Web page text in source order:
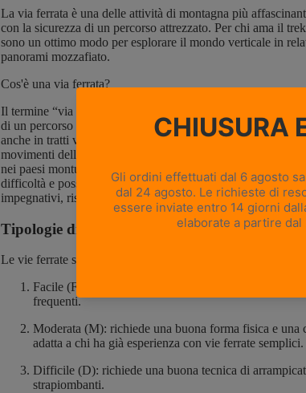
La via ferrata è una delle attività di montagna più
con la sicurezza di un percorso attrezzato. Per chi ama il
sono un ottimo modo per esplorare il mondo verticale in
panorami mozzafiato.
Cos'è una via ferrata?
Il termine “via ferrata” deriva dall’italiano e significa
di un percorso attrezzato in parete, dotato di cavi metallici,
anche in tratti verticali o esposti. Nata nelle Alpi durante la
movimenti delle truppe, oggi la via ferrata è diventata una
nei paesi montuosi come Italia, Francia, Austria e Svizzera.
difficoltà e possono variare da percorsi semplici, adatti
impegnativi, riservati a esperti alpinisti.
Tipologie di via ferrata
Le vie ferrate si suddividono generalmente in cinque
Facile (F): adatta ai principianti, con tratti in
frequenti.
Moderata (M): richiede una buona forma fisica e una
adatta a chi ha già esperienza con vie ferrate semplici.
Difficile (D): richiede una buona tecnica di
strapiombanti.